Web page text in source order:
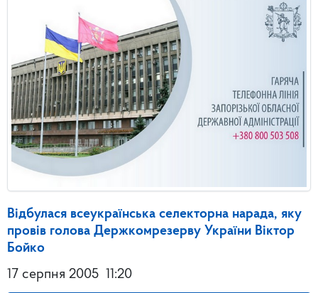
Відбулася всеукраїнська селекторна нарада, яку
провів голова Держкомрезерву України Віктор
Бойко
17 серпня 2005 11:20